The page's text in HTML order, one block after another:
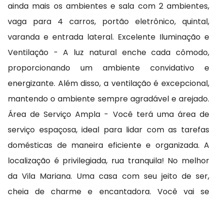
ainda mais os ambientes e sala com 2 ambientes,
vaga para 4 carros, portão eletrônico, quintal,
varanda e entrada lateral. Excelente Iluminação e
Ventilação - A luz natural enche cada cômodo,
proporcionando um ambiente convidativo e
energizante. Além disso, a ventilação é excepcional,
mantendo o ambiente sempre agradável e arejado.
Área de Serviço Ampla - Você terá uma área de
serviço espaçosa, ideal para lidar com as tarefas
domésticas de maneira eficiente e organizada. A
localização é privilegiada, rua tranquila! No melhor
da Vila Mariana. Uma casa com seu jeito de ser,
cheia de charme e encantadora. Você vai se